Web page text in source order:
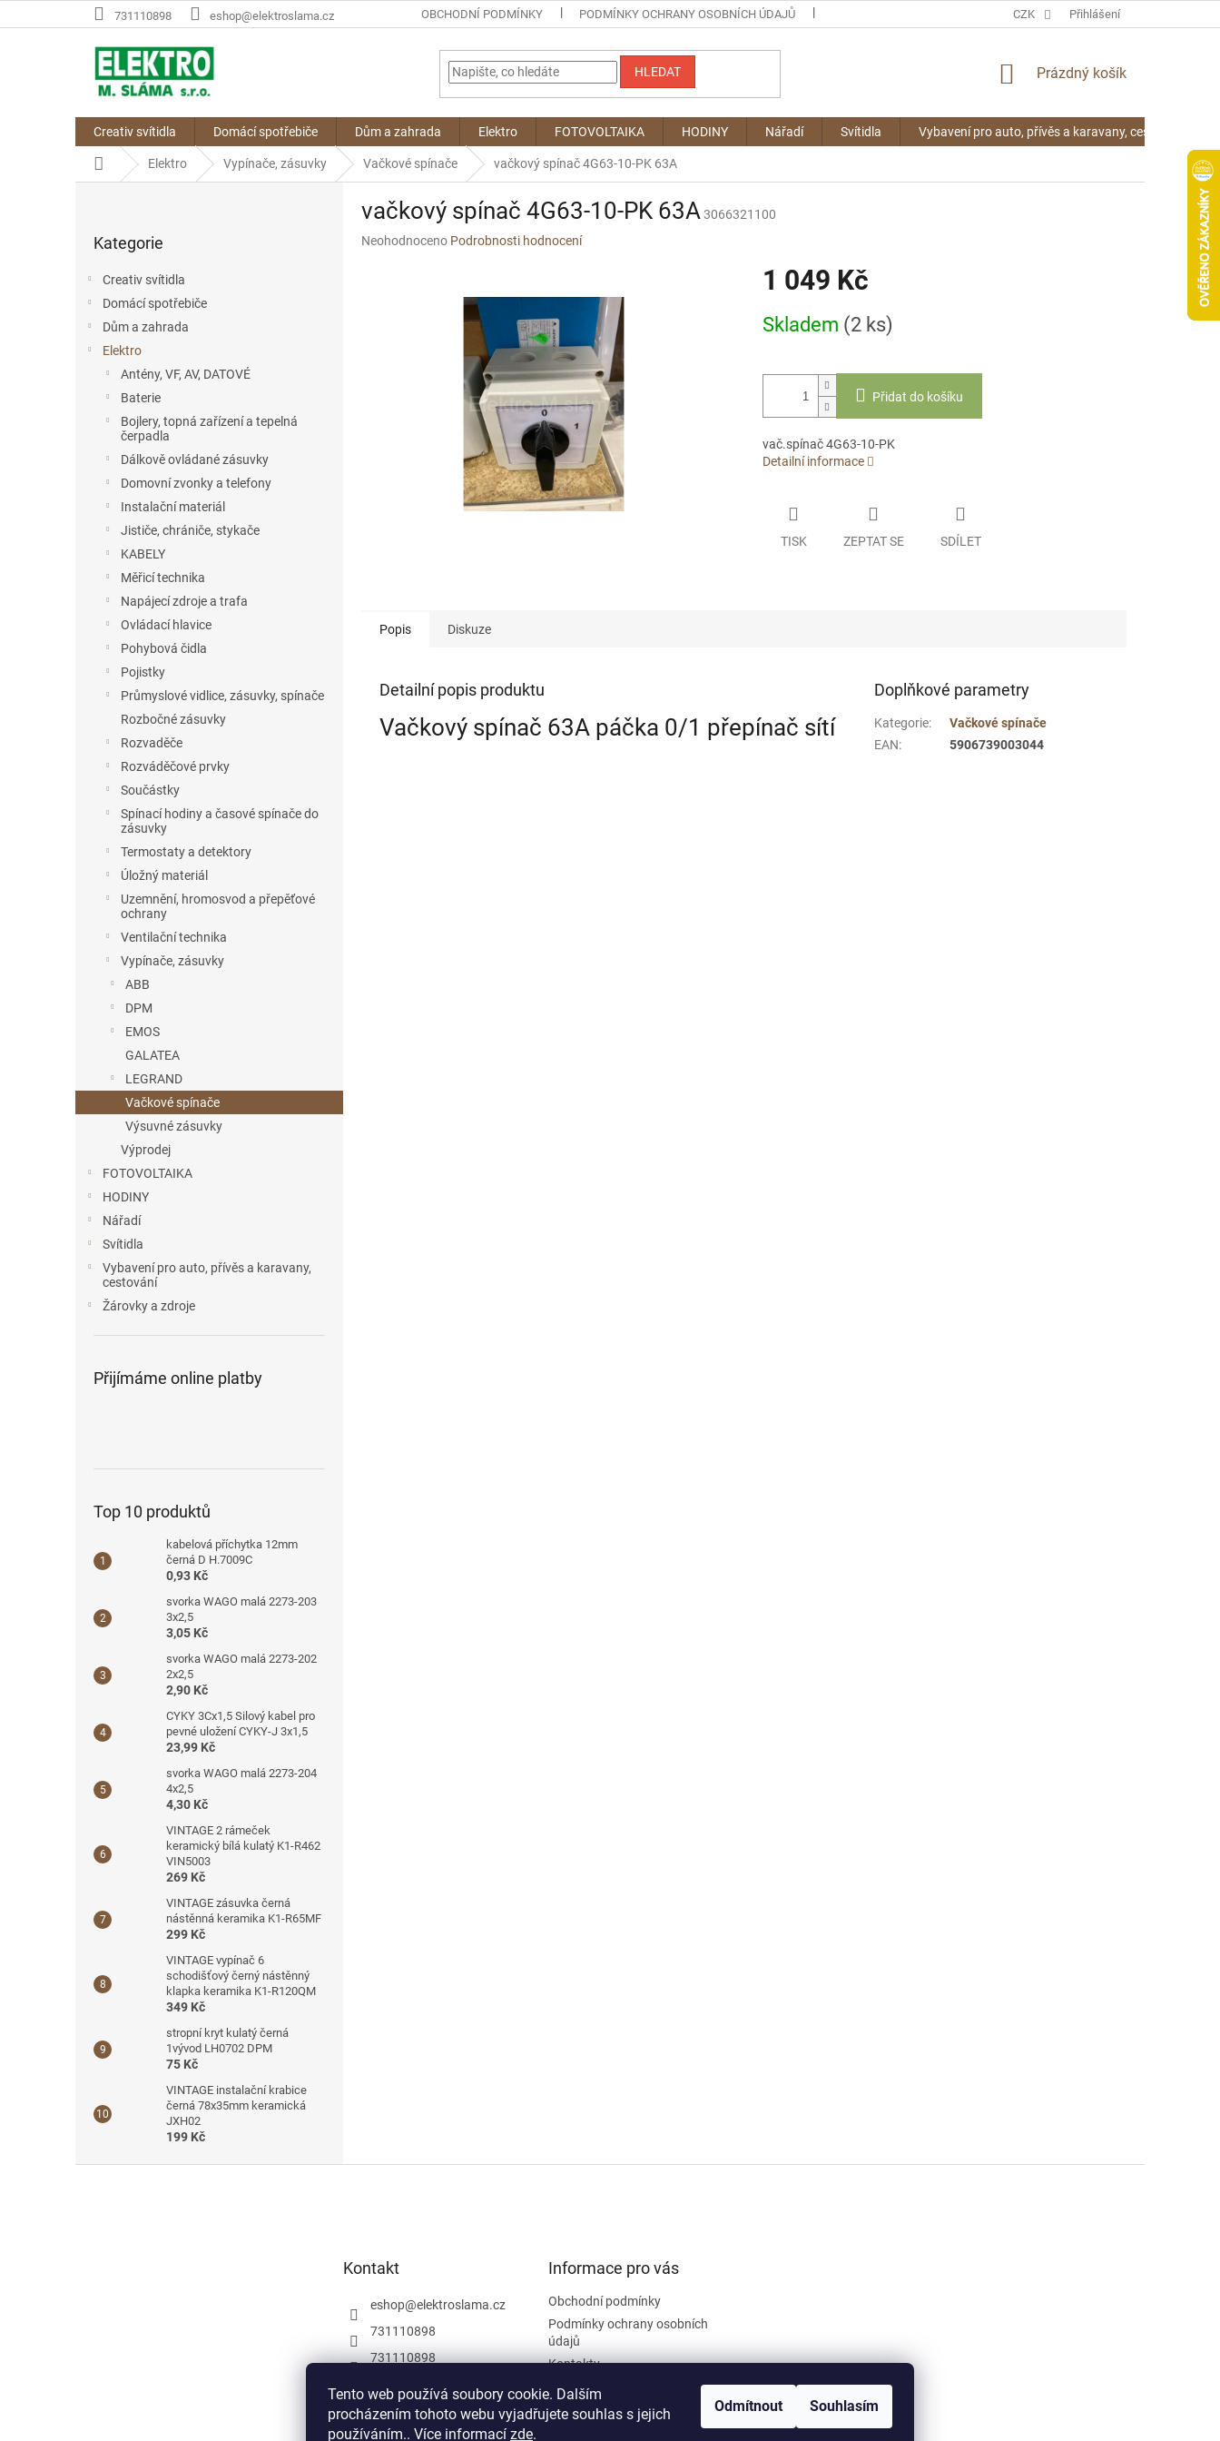
Tento web používá soubory cookie. Dalším
procházením tohoto webu vyjadřujete souhlas s jejich
používáním.. Více informací zde.
Odmítnout Souhlasím
na
731110898 eshop@elektroslama.cz OBCHODNÍ PODMÍNKY PODMÍNKY OCHRANY OSOBNÍCH ÚDAJŮ CZK Přihlášení
HLEDAT
NÁKUPNÍ
Prázdný košík
Creativ svítidla Domácí spotřebiče Dům a zahrada Elektro FOTOVOLTAIKA HODINY Nářadí Svítidla Vybavení pro auto, přívěs a karavany, cestování
Domů Elektro Vypínače, zásuvky Vačkové spínače vačkový spínač 4G63-10-PK 63A
kategorie
Kategorie
Creativ svítidla
Domácí spotřebiče
Dům a zahrada
Elektro
Antény, VF, AV, DATOVÉ
Baterie
Bojlery, topná zařízení a tepelná
čerpadla
Dálkově ovládané zásuvky
Domovní zvonky a telefony
Instalační materiál
Jističe, chrániče, stykače
KABELY
Měřicí technika
Napájecí zdroje a trafa
Ovládací hlavice
Pohybová čidla
Pojistky
Průmyslové vidlice, zásuvky, spínače
Rozbočné zásuvky
Rozvaděče
Rozváděčové prvky
Součástky
Spínací hodiny a časové spínače do
zásuvky
Termostaty a detektory
Úložný materiál
Uzemnění, hromosvod a přepěťové
ochrany
Ventilační technika
Vypínače, zásuvky
ABB
DPM
EMOS
GALATEA
LEGRAND
Vačkové spínače
Výsuvné zásuvky
Výprodej
FOTOVOLTAIKA
HODINY
Nářadí
Svítidla
Vybavení pro auto, přívěs a karavany,
cestování
Žárovky a zdroje
Přijímáme online platby
Top 10 produktů
kabelová příchytka 12mm
černá D H.7009C
0,93 Kč
svorka WAGO malá 2273-203
3x2,5
3,05 Kč
svorka WAGO malá 2273-202
2x2,5
2,90 Kč
CYKY 3Cx1,5 Silový kabel pro
pevné uložení CYKY-J 3x1,5
23,99 Kč
svorka WAGO malá 2273-204
4x2,5
4,30 Kč
VINTAGE 2 rámeček
keramický bílá kulatý K1-R462
VIN5003
269 Kč
VINTAGE zásuvka černá
nástěnná keramika K1-R65MF
299 Kč
VINTAGE vypínač 6
schodišťový černý nástěnný
klapka keramika K1-R120QM
349 Kč
stropní kryt kulatý černá
1vývod LH0702 DPM
75 Kč
VINTAGE instalační krabice
černá 78x35mm keramická
JXH02
199 Kč
vačkový spínač 4G63-10-PK 63A3066321100
Průměrné
Neohodnoceno Podrobnosti hodnocení
1 049 Kč
cena:
Skladem (2 ks)
Přidat do košíku
vač.spínač 4G63-10-PK
Detailní informace
TISK ZEPTAT SE SDÍLET
Popis Diskuze
Detailní popis produktu
Vačkový spínač 63A páčka 0/1 přepínač sítí
Doplňkové parametry
Kategorie:
Vačkové spínače
EAN: 5906739003044
Kontakt
eshop@elektroslama.cz
731110898
731110898
a inspiraci na
elektroslama
Informace pro vás
Obchodní podmínky
Podmínky ochrany osobních
údajů
Kontakty